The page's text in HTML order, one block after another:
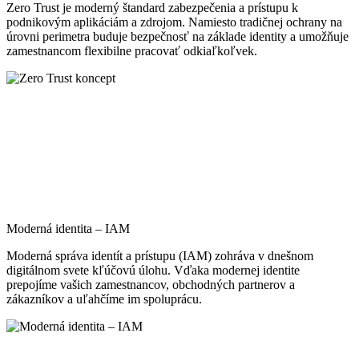
Zero Trust je moderný štandard zabezpečenia a prístupu k
podnikovým aplikáciám a zdrojom. Namiesto tradičnej ochrany na
úrovni perimetra buduje bezpečnosť na základe identity a umožňuje
zamestnancom flexibilne pracovať odkiaľkoľvek.
Moderná identita – IAM
Moderná správa identít a prístupu (IAM) zohráva v dnešnom
digitálnom svete kľúčovú úlohu. Vďaka modernej identite
prepojíme vašich zamestnancov, obchodných partnerov a
zákazníkov a uľahčíme im spoluprácu.